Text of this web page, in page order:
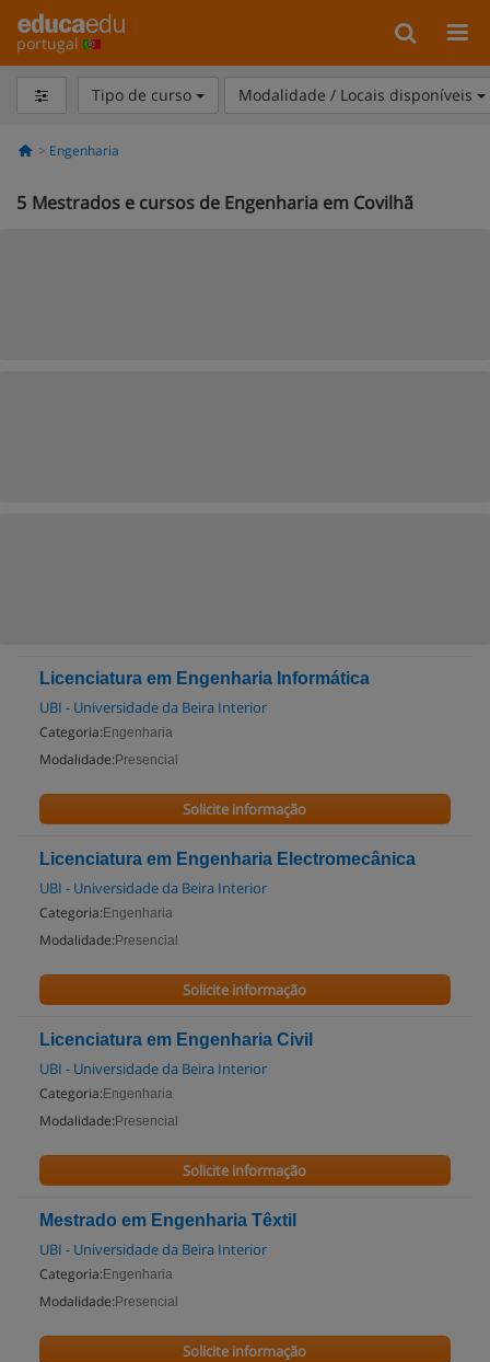
portugal
Tipo de curso Modalidade / Locais disponíveis
Engenharia
5 Mestrados e cursos de Engenharia em Covilhã
Licenciatura em Engenharia Informática
UBI - Universidade da Beira Interior
Categoria: Engenharia
Modalidade: Presencial
Solicite informação
Licenciatura em Engenharia Electromecânica
UBI - Universidade da Beira Interior
Categoria: Engenharia
Modalidade: Presencial
Solicite informação
Licenciatura em Engenharia Civil
UBI - Universidade da Beira Interior
Categoria: Engenharia
Modalidade: Presencial
Solicite informação
Mestrado em Engenharia Têxtil
UBI - Universidade da Beira Interior
Categoria: Engenharia
Modalidade: Presencial
Solicite informação